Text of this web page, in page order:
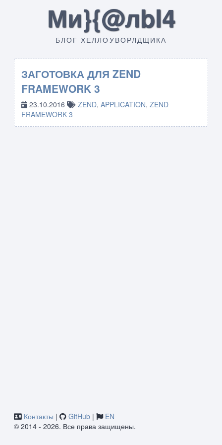
Ми}{@лbI4
БЛОГ ХЕЛЛОУВОРЛДЩИКА
ЗАГОТОВКА ДЛЯ ZEND
FRAMEWORK 3
23.10.2016 ZEND, APPLICATION, ZEND
FRAMEWORK 3
Контакты | GitHub |
EN
© 2014 - 2026. Все права защищены.